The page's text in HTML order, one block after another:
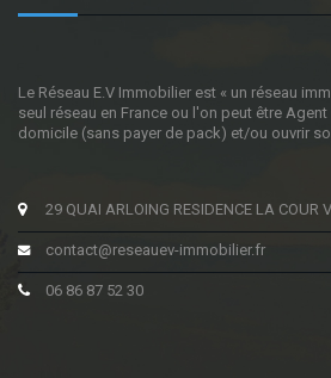
Le Réseau E.V Immobilier est « un réseau
seul réseau en France ou l'on peut être
domicile (sans payer de pack) et/ou ouvrir
29 QUAI ARLOING RESIDENCE LA COUR
contact@reseauev-immobilier.fr
06 86 87 52 30